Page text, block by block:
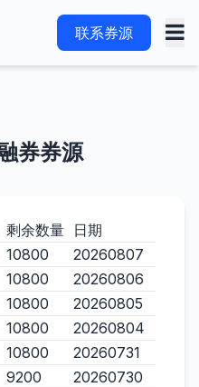
联系券源
券券源
剩余数量 日期
10800
20260807
10800
20260806
10800
20260805
10800
20260804
10800
20260731
9200
20260730